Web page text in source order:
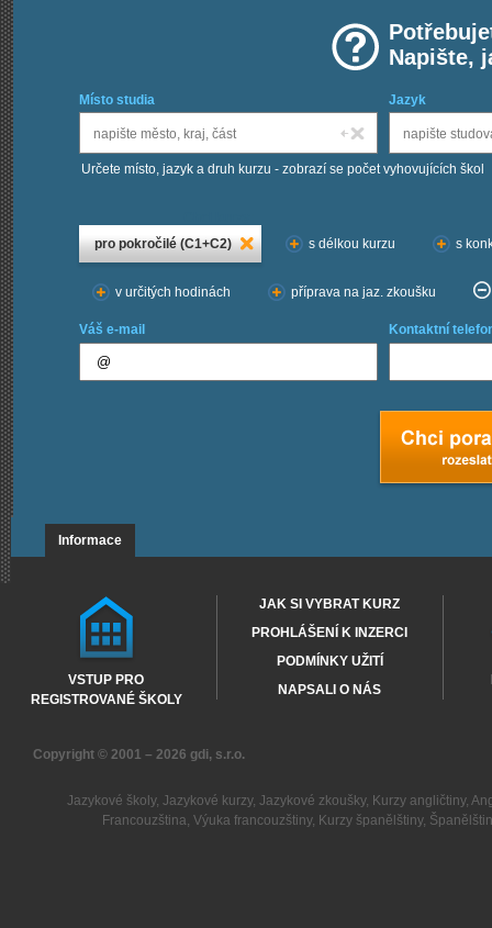
Napište,
Místo studia Jazyk
Určete místo, jazyk a druh kurzu - zobrazí se počet vyhovujících škol
pro pokročilé (C1+C2)
s délkou kurzu s
v určitých hodinách příprava na jaz. zkoušku
Váš e-mail Kontaktní
Informace
VSTUP PRO
REGISTROVANÉ ŠKOLY
JAK SI VYBRAT KURZ
PROHLÁŠENÍ K INZERCI
PODMÍNKY UŽITÍ
NAPSALI O NÁS
Copyright © 2001 – 2026 gdi, s.r.o.
Jazykové školy, Jazykové kurzy, Jazykové zkoušky, Kurzy angličtiny,
Francouzština,Výuka francouzštiny, Kurzy španělštiny,